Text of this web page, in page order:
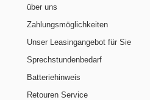
über uns
Zahlungsmöglichkeiten
Unser Leasingangebot für Sie
Sprechstundenbedarf
Batteriehinweis
Retouren Service